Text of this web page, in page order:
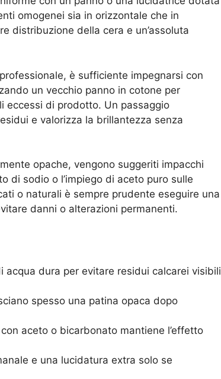
omogenei sia in orizzontale che in
distribuzione della cera e un’assoluta
è sufficiente impegnarsi con
un vecchio panno in cotone per
eccessi di prodotto. Un passaggio
e valorizza la brillantezza senza
opache, vengono suggeriti impacchi
di sodio o l’impiego di aceto puro sulle
o naturali è sempre prudente eseguire una
danni o alterazioni permanenti.
dura per evitare residui calcarei visibili
spesso una patina opaca dopo
aceto o bicarbonato mantiene l’effetto
e una lucidatura extra solo se